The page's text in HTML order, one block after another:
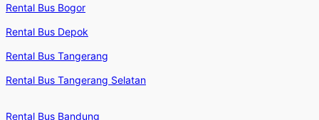
Rental Bus Bogor
Rental Bus Depok
Rental Bus Tangerang
Rental Bus Tangerang Selatan
Rental Bus Bandung